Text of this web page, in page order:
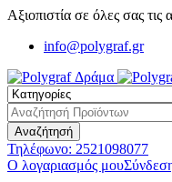
Αξιοπιστία σε όλες σας τις
info@polygraf.gr
Τηλέφωνο: 2521098077
Ο λογαριασμός μου